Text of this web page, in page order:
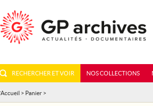
RECHERCHER ET VOIR NOS COLLECTIONS
Accueil > Panier >